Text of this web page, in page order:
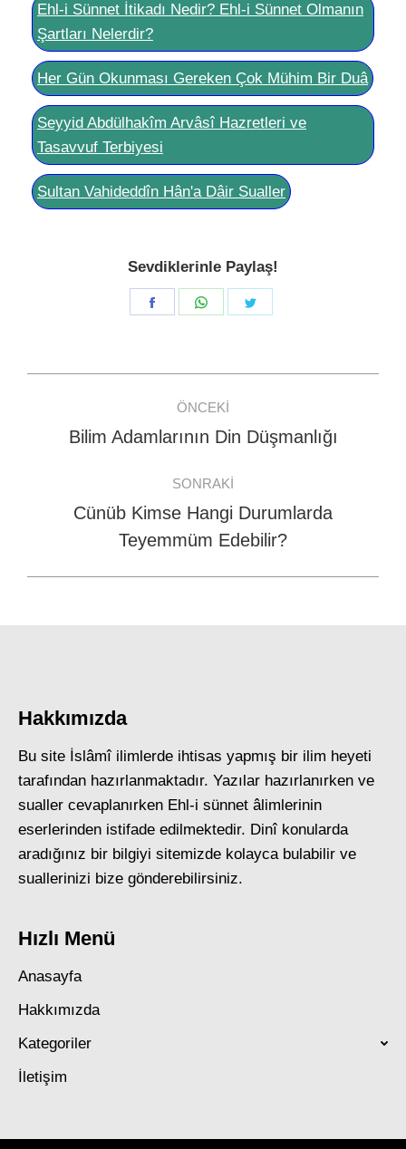
Ehl-i Sünnet İtikadı Nedir? Ehl-i Sünnet Olmanın
Şartları Nelerdir?
Her Gün Okunması Gereken Çok Mühim Bir Duâ
Seyyid Abdülhakîm Arvâsî Hazretleri ve
Tasavvuf Terbiyesi
Sultan Vahideddîn Hân'a Dâir Sualler
Sevdiklerinle Paylaş!
Share
Share
navigation
ÖNCEKI
Previous
Bilim Adamlarının Din Düşmanlığı
SONRAKI
Next
post:
Cünüb Kimse Hangi Durumlarda
Teyemmüm Edebilir?
Hakkımızda
Bu site İslâmî ilimlerde ihtisas yapmış bir ilim heyeti
tarafından hazırlanmaktadır. Yazılar hazırlanırken ve
sualler cevaplanırken Ehl-i sünnet âlimlerinin
eserlerinden istifade edilmektedir. Dinî konularda
aradığınız bir bilgiyi sitemizde kolayca bulabilir ve
suallerinizi bize gönderebilirsiniz.
Hızlı Menü
Anasayfa
Hakkımızda
Kategoriler
İletişim